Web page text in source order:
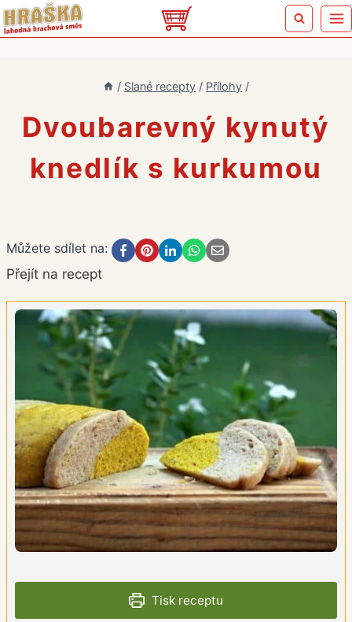
Přeskočit
na
/ Slané recepty / Přílohy /
Dvoubarevný kynutý
knedlík s kurkumou
Můžete sdílet na:
Přejít na recept
Tisk receptu